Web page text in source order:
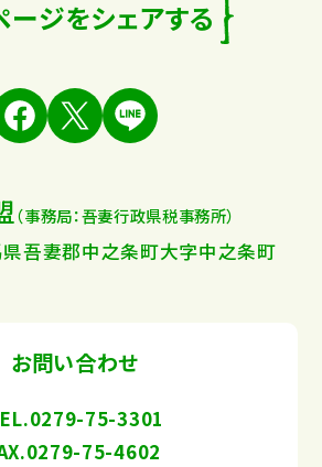
ージをシェアする
（事務局：吾妻行政県税事務所）
吾妻郡中之条町大字中之条町
お問い合わせ
75-3301
75-4602